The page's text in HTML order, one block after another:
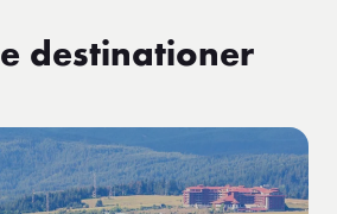
destinationer